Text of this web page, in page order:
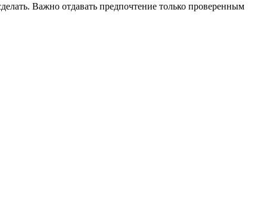
Важно отдавать предпочтение только проверенным